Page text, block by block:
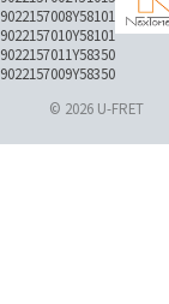
9022157008Y58101
9022157010Y58101
9022157011Y58350
9022157009Y58350
© 2026 U-FRET